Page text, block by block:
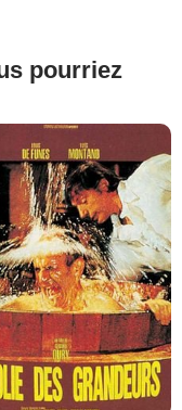
pourriez